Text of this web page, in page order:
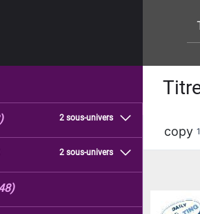
2 sous-univers
2 sous-univers
copy